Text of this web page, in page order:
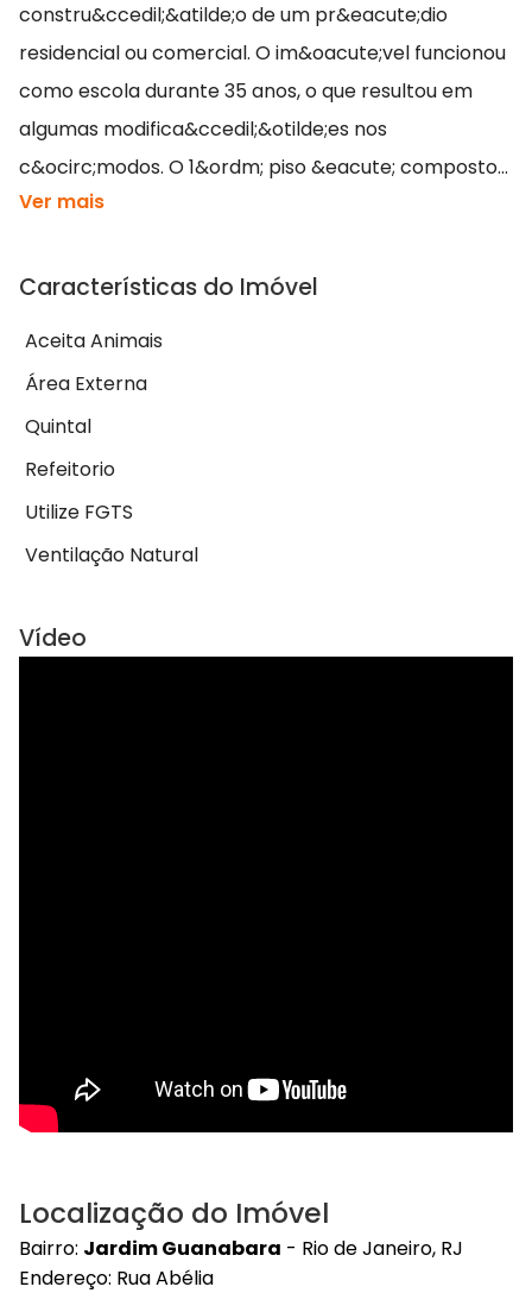
constru&ccedil;&atilde;o de um pr&eacute;dio
residencial ou comercial. O im&oacute;vel funcionou
como escola durante 35 anos, o que resultou em
algumas modifica&ccedil;&otilde;es nos
c&ocirc;modos. O 1&ordm; piso &eacute; composto...
Ver mais
Características do Imóvel
Aceita Animais
Área Externa
Quintal
Refeitorio
Utilize FGTS
Ventilação Natural
Vídeo
Localização do Imóvel
Bairro: Jardim Guanabara - Rio de Janeiro, RJ
Endereço: Rua Abélia